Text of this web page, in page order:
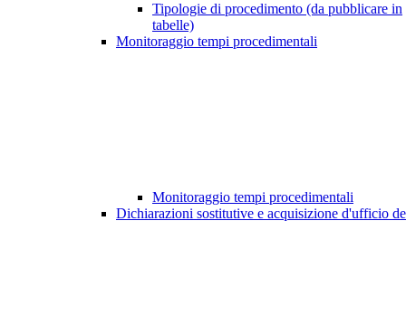
Tipologie di procedimento (da pubblicare in
tabelle)
Monitoraggio tempi procedimentali
Monitoraggio tempi procedimentali
Dichiarazioni sostitutive e acquisizione d'ufficio